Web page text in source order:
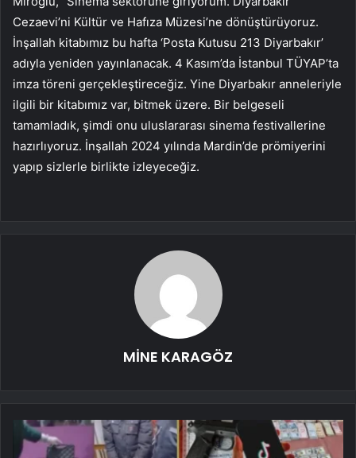
Cezaevi’ni Kültür ve Hafıza Müzesi’ne dönüştürüyoruz.
İnşallah kitabımız bu hafta ‘Posta Kutusu 213 Diyarbakır’
adıyla yeniden yayınlanacak. 4 Kasım’da İstanbul TÜYAP’ta
imza töreni gerçekleştireceğiz. Yine Diyarbakır anneleriyle
ilgili bir kitabımız var, bitmek üzere. Bir belgeseli
tamamladık, şimdi onu uluslararası sinema festivallerine
hazırlıyoruz. İnşallah 2024 yılında Mardin’de prömiyerini
yapıp sizlerle birlikte izleyeceğiz.
MİNE KARAGÖZ